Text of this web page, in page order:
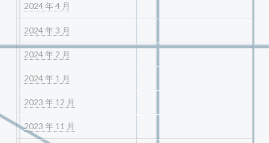
2024 年 4 月
2024 年 3 月
2024 年 2 月
2024 年 1 月
2023 年 12 月
2023 年 11 月